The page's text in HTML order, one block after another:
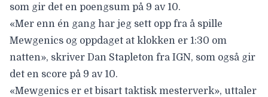
som gir det en poengsum på 9 av 10.
«Mer enn én gang har jeg sett opp fra å spille
Mewgenics og oppdaget at klokken er 1:30 om
natten», skriver Dan Stapleton fra IGN, som også gir
det en score på 9 av 10.
«Mewgenics er et bisart taktisk mesterverk», uttaler